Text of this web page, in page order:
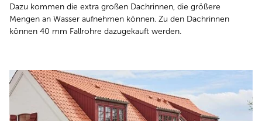
Dazu kommen die extra großen Dachrinnen, die größere
Mengen an Wasser aufnehmen können. Zu den Dachrinnen
können 40 mm Fallrohre dazugekauft werden.